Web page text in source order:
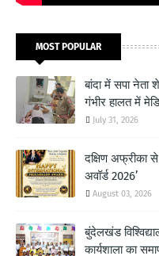
MOST POPULAR
बांदा में सपा नेता
गंभीर हालत में
July 31, 2026
दक्षिण अफ्रीका
अवॉर्ड 2026’
August 03, 2026
बुंदेलखंड
कार्यशाला का